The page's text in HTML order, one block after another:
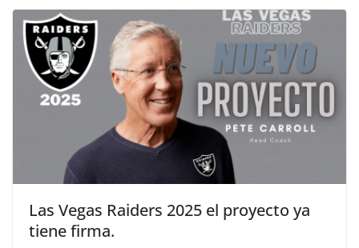
Las Vegas Raiders 2025 el proyecto ya
tiene firma.